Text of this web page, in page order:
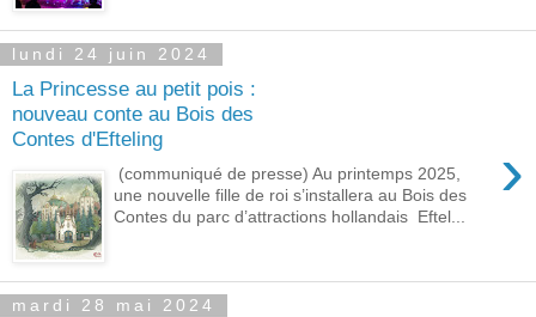
lundi 24 juin 2024
La Princesse au petit pois :
nouveau conte au Bois des
Contes d'Efteling
›
(communiqué de presse) Au printemps 2025,
une nouvelle fille de roi s’installera au Bois des
Contes du parc d’attractions hollandais Eftel...
mardi 28 mai 2024